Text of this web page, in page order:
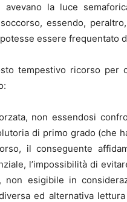
avevano la luce
essendo,
essere frequentato
tempestivo ricorso per
non essendosi
di primo grado (che
il conseguente
l’impossibilità di
esigibile in
ed alternativa